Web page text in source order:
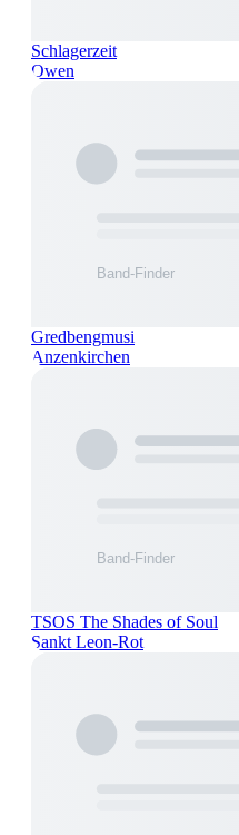
Schlagerzeit
Owen
Gredbengmusi
Anzenkirchen
TSOS The Shades of Soul
Sankt Leon-Rot